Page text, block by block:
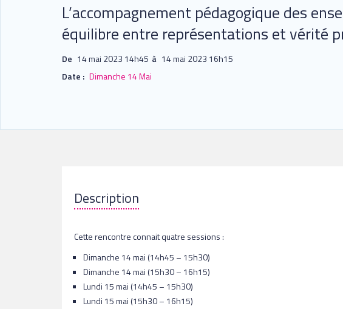
L’accompagnement pédagogique des
équilibre entre représentations et vérité
De 14 mai 2023 14h45 à 14 mai 2023 16h15
Date : Dimanche 14 Mai
Cette rencontre connait quatre sessions :
Dimanche 14 mai (14h45 – 15h30)
Dimanche 14 mai (15h30 – 16h15)
Lundi 15 mai (14h45 – 15h30)
Lundi 15 mai (15h30 – 16h15)